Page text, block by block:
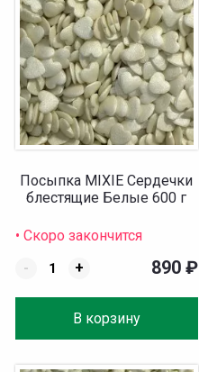
Посыпка MIXIE Сердечки
блестящие Белые 600 г
• Скоро закончится
-
+
В корзину
890 ₽